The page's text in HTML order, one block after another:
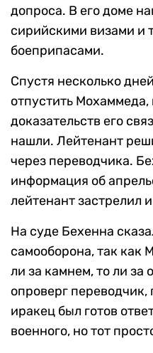
допроса. В его доме
сирийскими визами и
боеприпасами.
Спустя несколько
отпустить Мохаммеда,
доказательств его
нашли. Лейтенант
через переводчика.
информация об
лейтенант застрелил
На суде Бехенна
самооборона, так как
ли за камнем, то ли за
опроверг переводчик,
иракец был готов
военного, но тот